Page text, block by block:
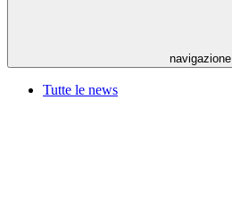
navigazione
Tutte le news